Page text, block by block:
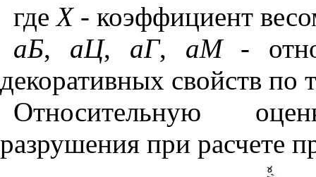
гдеX- коэффициент
аБ, аЦ, аГ, аМ-
декоративных свойств по
Относительную
разрушения при расчете